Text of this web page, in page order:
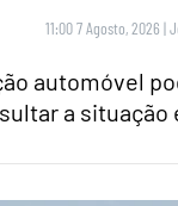
11:00 7 Agosto, 2026 |
automóvel
a situação